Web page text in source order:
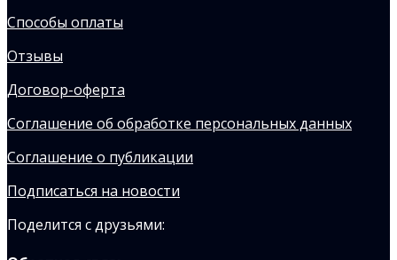
Способы оплаты
Отзывы
Договор-оферта
Соглашение об обработке персональных данных
Соглашение о публикации
Подписаться на новости
Поделится с друзьями: